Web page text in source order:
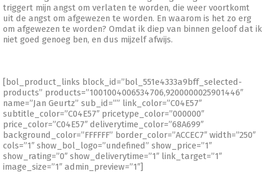
triggert mijn angst om verlaten te worden, die weer voortkomt
uit de angst om afgewezen te worden. En waarom is het zo erg
om afgewezen te worden? Omdat ik diep van binnen geloof dat ik
niet goed genoeg ben, en dus mijzelf afwijs.
[bol_product_links block_id=”bol_551e4333a9bff_selected-
products” products=”1001004006534706,9200000025901446″
name=”Jan Geurtz” sub_id=”” link_color=”C04E57″
subtitle_color=”C04E57″ pricetype_color=”000000″
price_color=”C04E57″ deliverytime_color=”68A699″
background_color=”FFFFFF” border_color=”ACCEC7″ width=”250″
cols=”1″ show_bol_logo=”undefined” show_price=”1″
show_rating=”0″ show_deliverytime=”1″ link_target=”1″
image_size=”1″ admin_preview=”1″]